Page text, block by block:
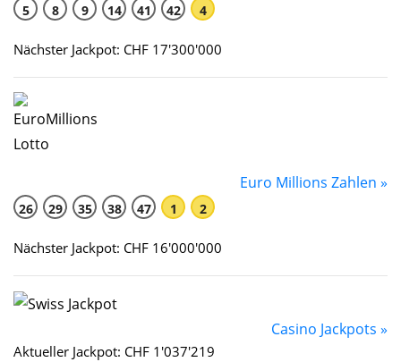
5 8 9 14 41 42 4
Nächster Jackpot: CHF 17'300'000
Euro Millions Zahlen »
26 29 35 38 47 1 2
Nächster Jackpot: CHF 16'000'000
Casino Jackpots »
Aktueller Jackpot: CHF 1'037'219